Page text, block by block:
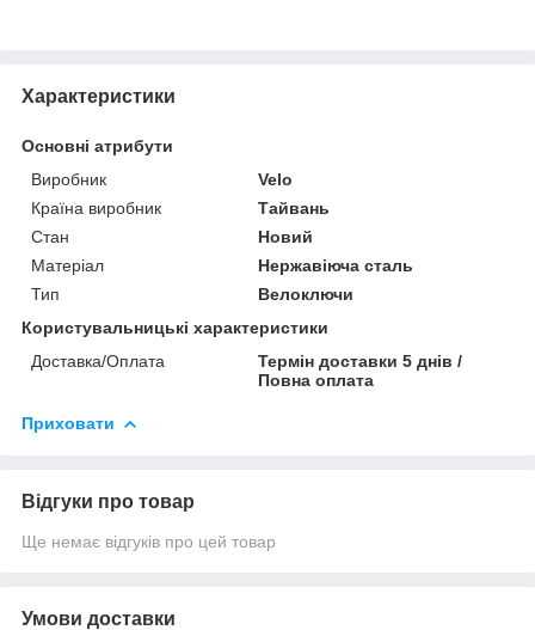
Характеристики
Основні атрибути
Виробник
Velo
Країна виробник
Тайвань
Стан
Новий
Матеріал
Нержавіюча сталь
Тип
Велоключи
Користувальницькі характеристики
Доставка/Оплата
Термін доставки 5 днів /
Повна оплата
Приховати
Відгуки про товар
Ще немає відгуків про цей товар
Умови доставки